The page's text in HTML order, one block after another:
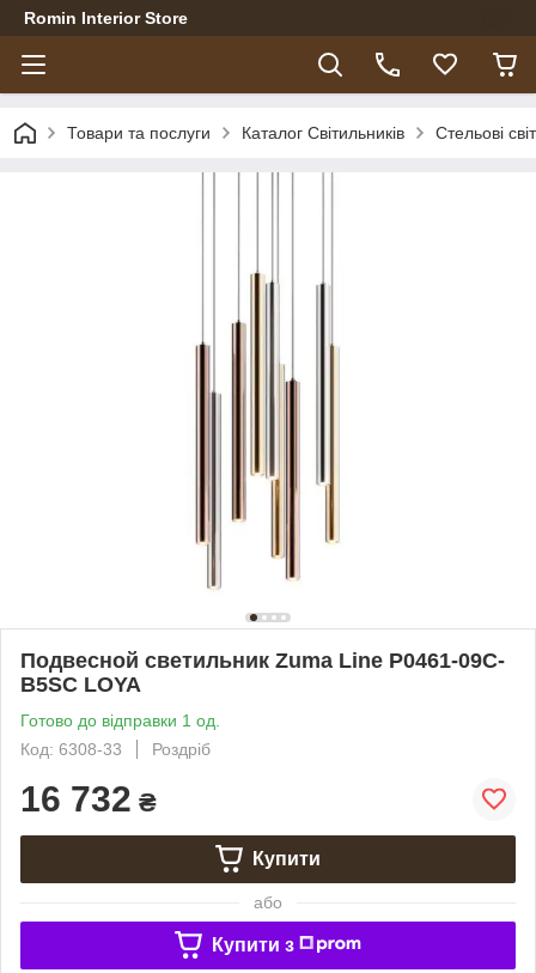
Romin Interior Store
Товари та послуги Каталог Світильників Стельові
Подвесной светильник Zuma Line P0461-09C-
B5SC LOYA
Готово до відправки 1 од.
Код: 6308-33
Роздріб
16 732 ₴
Купити
або
Купити з